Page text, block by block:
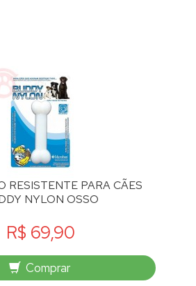
RESISTENTE PARA CÃES
NYLON OSSO
R$ 69,90
Comprar